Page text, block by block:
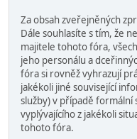
Za obsah zveřejněných
Dále souhlasíte s tím, že
majitele tohoto fóra,
jeho personálu a
fóra si rovněž vyhrazují
jakékoli jiné související
služby) v případě
vyplývajícího z jakékoli
tohoto fóra.